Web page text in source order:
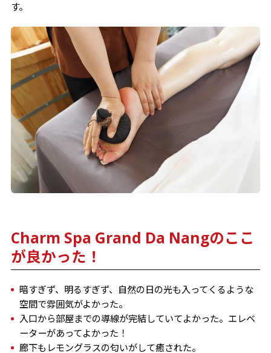
す。
Charm Spa Grand Da Nangのここ
が良かった！
暗すぎず、明るすぎず、自然の日の光も入ってくるような
空間で雰囲気がよかった。
入口から部屋までの導線が完結していてよかった。エレベ
ーターがあってよかった！
廊下もレモングラスの匂いがして癒された。